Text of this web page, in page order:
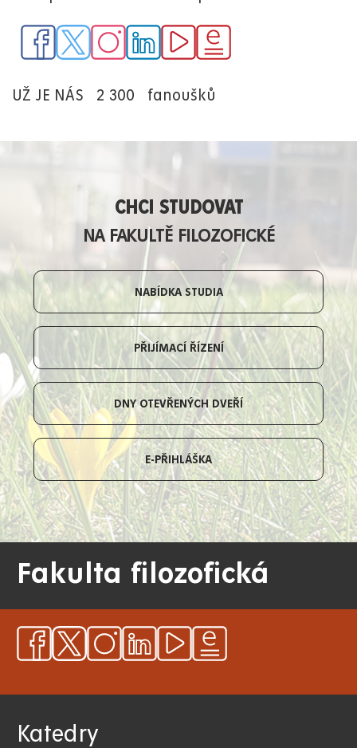
UŽ JE NÁS 2 300 fanoušků
CHCI STUDOVAT
NA FAKULTĚ FILOZOFICKÉ
NABÍDKA STUDIA
PŘIJÍMACÍ ŘÍZENÍ
DNY OTEVŘENÝCH DVEŘÍ
E-PŘIHLÁŠKA
Fakulta filozofická
Katedry